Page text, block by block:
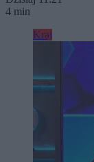
4 min
Kraj